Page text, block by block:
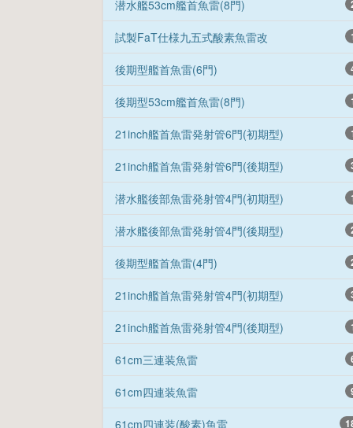
潜水艦53cm艦首魚雷(8門)
試製FaT仕様九五式酸素魚雷改
後期型艦首魚雷(6門)
後期型53cm艦首魚雷(8門)
21inch艦首魚雷発射管6門(初期型)
21inch艦首魚雷発射管6門(後期型)
潜水艦後部魚雷発射管4門(初期型)
潜水艦後部魚雷発射管4門(後期型)
後期型艦首魚雷(4門)
21inch艦首魚雷発射管4門(初期型)
21inch艦首魚雷発射管4門(後期型)
61cm三連装魚雷
61cm四連装魚雷
61cm四連装(酸素)魚雷